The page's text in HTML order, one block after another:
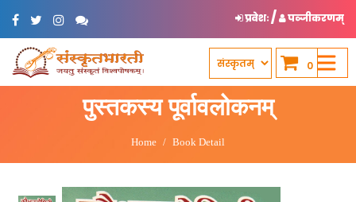
प्रवेशः/ पञ्जीकरणम्
0
पुस्तकस्य पूर्वावलोकनम्
Home Book Detail